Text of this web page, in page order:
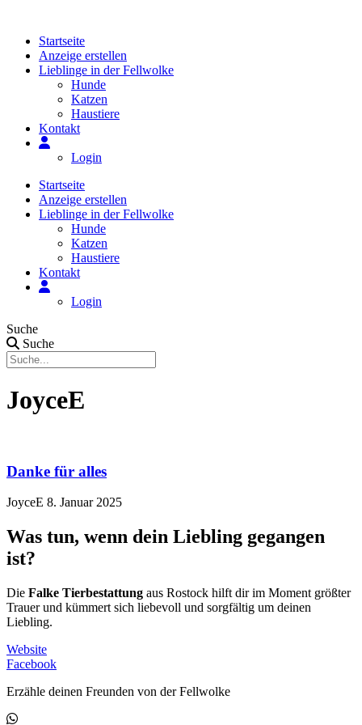
springenStartseite
Anzeige erstellen
Lieblinge in der Fellwolke
Hunde
Katzen
Haustiere
Kontakt
Login
Startseite
Anzeige erstellen
Lieblinge in der Fellwolke
Hunde
Katzen
Haustiere
Kontakt
Login
Suche
Suche
JoyceE
Danke für alles
JoyceE 8. Januar 2025
Was tun, wenn dein Liebling gegangen
ist?
Die Falke Tierbestattung aus Rostock hilft dir im Moment größter
Trauer und kümmert sich liebevoll und sorgfältig um deinen
Liebling.
Website
Facebook
Erzähle deinen Freunden von der Fellwolke